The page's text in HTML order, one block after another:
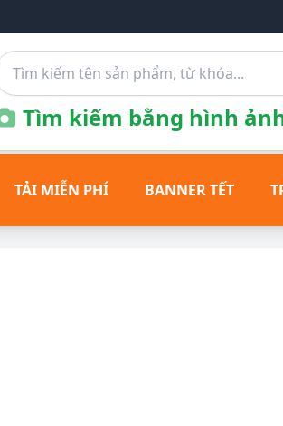
Tìm kiếm bằng hình
TẢI MIỄN PHÍ BANNER TẾT